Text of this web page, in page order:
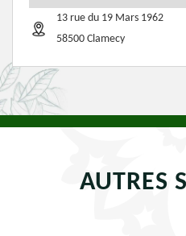
13 rue du 19 Mars 1962
58500 Clamecy
AUTRES